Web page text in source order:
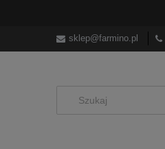
sklep@farmino.pl